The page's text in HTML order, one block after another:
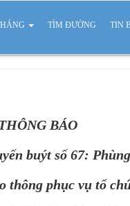
TÌM ĐƯỜNG TIN
BÁO
buýt số 67:
thông phục vụ tổ